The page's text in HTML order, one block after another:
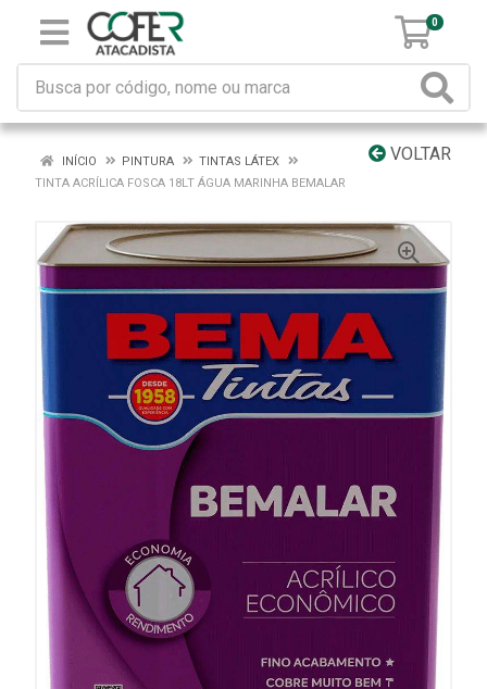
0
VOLTAR
INÍCIO PINTURA
TINTAS LÁTEX
TINTA ACRÍLICA FOSCA 18LT ÁGUA MARINHA BEMALAR